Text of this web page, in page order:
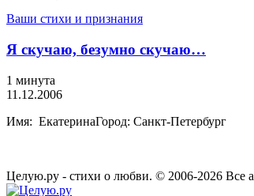
Ваши стихи и признания
Я скучаю, безумно скучаю…
1 минута
11.12.2006
Имя: ЕкатеринаГород: Санкт-Петербург
Целую.ру - стихи о любви. © 2006-2026 Все